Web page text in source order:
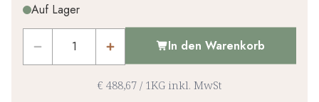
Auf Lager
In den Warenkorb
€ 488,67 / 1KG inkl. MwSt